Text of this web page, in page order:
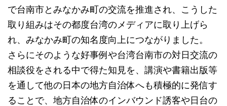
で台南市とみなかみ町の交流を推進され、こうした
取り組みはその都度台湾のメディアに取り上げら
れ、みなかみ町の知名度向上につながりました。
さらにそのような好事例や台湾台南市の対日交流の
相談役をされる中で得た知見を、講演や書籍出版等
を通して他の日本の地方自治体へも積極的に発信す
ることで、地方自治体のインバウンド誘客や日台の